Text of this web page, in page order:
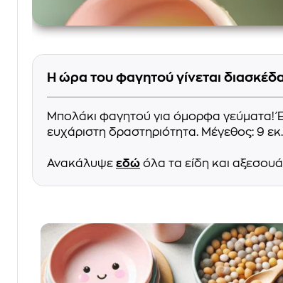
Η ώρα του φαγητού γίνεται
Μπολάκι φαγητού για όμορφα γεύματα!
ευχάριστη δραστηριότητα. Μέγεθος: 9 εκ.
Ανακάλυψε εδώ όλα τα είδη και